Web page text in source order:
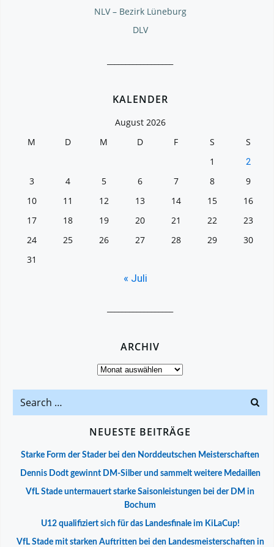
NLV – Bezirk Lüneburg
DLV
KALENDER
August 2026
M
D M D F S
S
1
2
3 4 5 6 7 8
9
10
11 12 13 14 15
16
17
18 19 20 21 22
23
24
25 26 27 28 29
30
31
« Juli
ARCHIV
Archiv
Search
for:
NEUESTE BEITRÄGE
Starke Form der Stader bei den Norddeutschen Meisterschaften
Dennis Dodt gewinnt DM-Silber und sammelt weitere Medaillen
VfL Stade untermauert starke Saisonleistungen bei der DM in
Bochum
U12 qualifiziert sich für das Landesfinale im KiLaCup!
VfL Stade mit starken Auftritten bei den Landesmeisterschaften in